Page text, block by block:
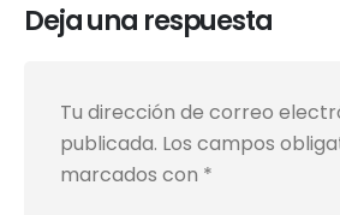
Deja una respuesta
Tu dirección de correo
publicada. Los campos
marcados con *